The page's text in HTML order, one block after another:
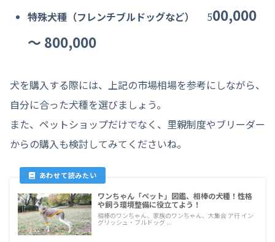
特殊犬種（フレンチブルドッグなど） 500,000
〜 800,000
犬を購入する際には、上記の市場相場を参考にしながら、
自分に合った犬種を選びましょう。
また、ペットショップだけでなく、里親制度やブリーダー
からの購入も検討してみてくださいね。
ワンちゃん「ペット」図鑑、相棒の犬種！性格
や飼う環境整備に役立てよう！
相棒のワンちゃん、家族のワンちゃん、大集合 ア行 イン
グリッシュ・ブルドッグ ...